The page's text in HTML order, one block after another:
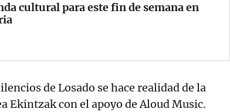
cultural para este fin de semana en
de Losado se hace realidad de la
Ekintzak con el apoyo de Aloud Music.